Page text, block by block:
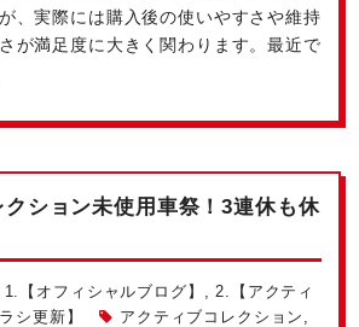
、実際には購入後の使いやすさや維持
が満足度に大きく関わります。最近で
ション未使用車祭！3連休も休
1.【オフィシャルブログ】
2.【アクティ
シ更新】 アクティブコレクション